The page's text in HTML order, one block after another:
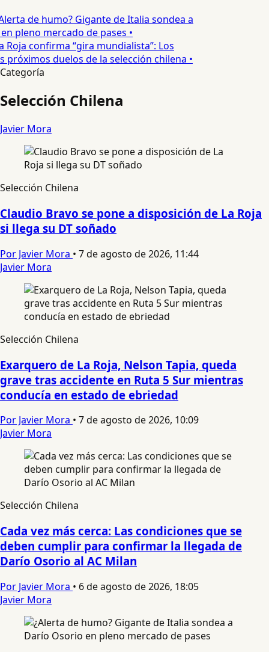
de humo? Gigante de Italia sondea a
pleno mercado de pases •
Roja confirma “gira mundialista”: Los
próximos duelos de la selección chilena •
Categoría
Selección Chilena
Javier Mora
Selección Chilena
Claudio Bravo se pone a disposición de La Roja
si llega su DT soñado
Por Javier Mora • 7 de agosto de 2026, 11:44
Javier Mora
Selección Chilena
Exarquero de La Roja, Nelson Tapia, queda
grave tras accidente en Ruta 5 Sur mientras
conducía en estado de ebriedad
Por Javier Mora • 7 de agosto de 2026, 10:09
Javier Mora
Selección Chilena
Cada vez más cerca: Las condiciones que se
deben cumplir para confirmar la llegada de
Darío Osorio al AC Milan
Por Javier Mora • 6 de agosto de 2026, 18:05
Javier Mora